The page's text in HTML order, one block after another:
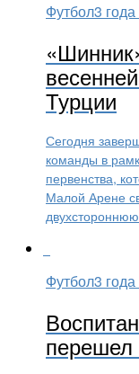
Футбол3
Турции
Сегодня
команды в
первенства,
Малой Арене
Футбол3
перешел